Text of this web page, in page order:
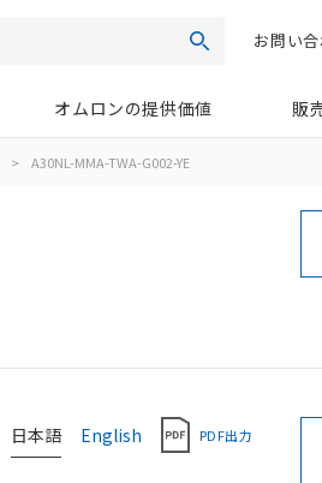
検索お問い
オムロンの提供価値 販
> A30NL-MMA-TWA-G002-YE
日本語 English PDF出力